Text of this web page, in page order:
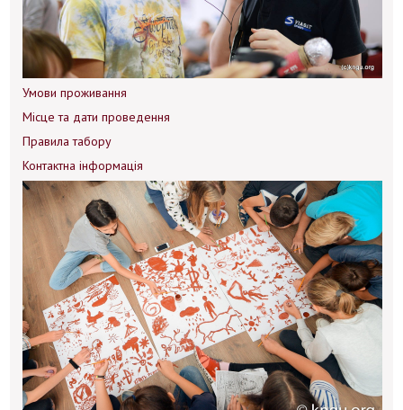
Умови проживання
Місце та дати проведення
Правила табору
Контактна інформація